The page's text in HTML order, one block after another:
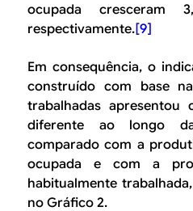
ocupada cresceram
respectivamente.[9]
Em consequência, o
construído com base
trabalhadas apresentou
diferente ao longo
comparado com a
ocupada e com a
habitualmente
no Gráfico 2.